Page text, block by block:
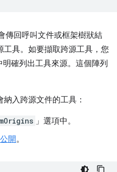
傳回呼叫文件或框架樹狀結
具。如要擷取跨源工具，您
明確列出工具來源。這個陣列
入跨源文件的工具：
」選項中。
開。